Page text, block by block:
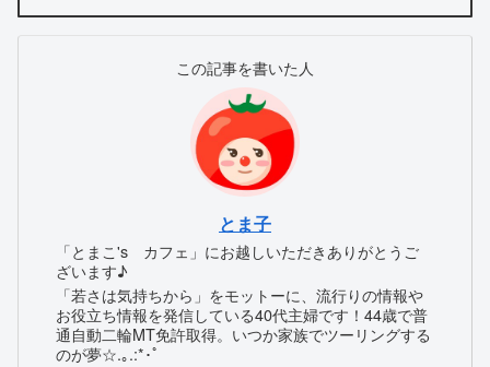
この記事を書いた人
とま子
「とまこ's カフェ」にお越しいただきありがとうご
ざいます♪
「若さは気持ちから」をモットーに、流行りの情報や
お役立ち情報を発信している40代主婦です！44歳で普
通自動二輪MT免許取得。いつか家族でツーリングする
のが夢☆.｡.:*･ﾟ